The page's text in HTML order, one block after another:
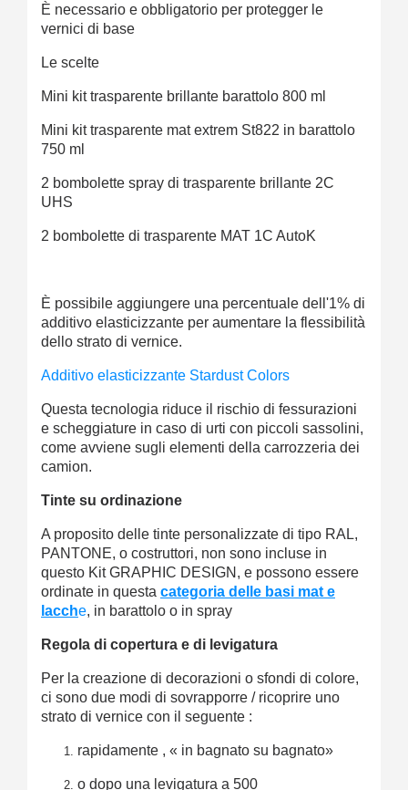
È necessario e obbligatorio per protegger le
vernici di base
Le scelte
Mini kit trasparente brillante barattolo 800 ml
Mini kit trasparente mat extrem St822 in barattolo
750 ml
2 bombolette spray di trasparente brillante 2C
UHS
2 bombolette di trasparente MAT 1C AutoK
È possibile aggiungere una percentuale dell'1% di
additivo elasticizzante per aumentare la flessibilità
dello strato di vernice.
Additivo elasticizzante Stardust Colors
Questa tecnologia riduce il rischio di fessurazioni
e scheggiature in caso di urti con piccoli sassolini,
come avviene sugli elementi della carrozzeria dei
camion.
Tinte su ordinazione
A proposito delle tinte personalizzate di tipo RAL,
PANTONE, o costruttori, non sono incluse in
questo Kit GRAPHIC DESIGN, e possono essere
ordinate in questa categoria delle basi mat e
lacche, in barattolo o in spray
Regola di copertura e di levigatura
Per la creazione di decorazioni o sfondi di colore,
ci sono due modi di sovrapporre / ricoprire uno
strato di vernice con il seguente :
rapidamente , « in bagnato su bagnato»
o dopo una levigatura a 500